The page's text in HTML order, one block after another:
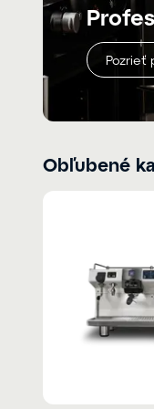
Pozrieť
Obľubené